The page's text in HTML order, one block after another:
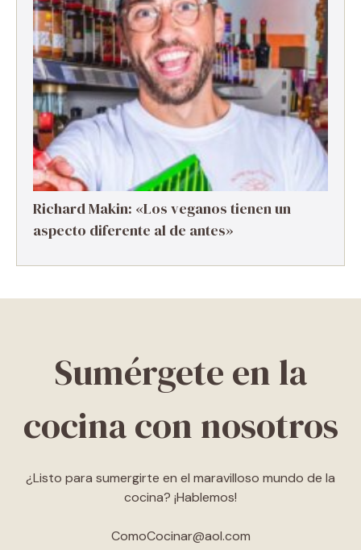
Richard Makin: «Los veganos tienen un
aspecto diferente al de antes»
Sumérgete en la
cocina con nosotros
¿Listo para sumergirte en el maravilloso mundo de la
cocina? ¡Hablemos!
ComoCocinar@aol.com